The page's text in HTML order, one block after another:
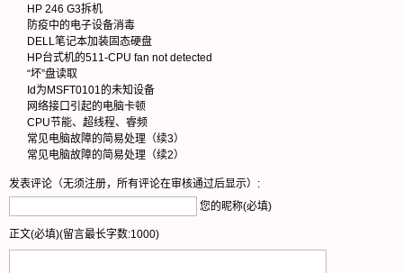
HP 246 G3拆机
防疫中的电子设备消毒
DELL笔记本加装固态硬盘
HP台式机的511-CPU fan not detected
“坏”盘读取
Id为MSFT0101的未知设备
网络接口引起的电脑卡顿
CPU节能、超线程、睿频
常见电脑故障的简易处理（续3）
常见电脑故障的简易处理（续2）
发表评论（无须注册，所有评论在审核通过后显示）:
您的昵称(必填)
正文(必填)(留言最长字数:1000)